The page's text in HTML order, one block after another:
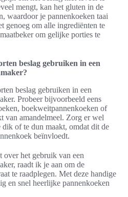
mengt, kan het gluten in de
waardoor je pannenkoeken taai
genoeg om alle ingrediënten te
om gelijke porties te
beslag gebruiken in een
beslag gebruiken in een
Probeer bijvoorbeeld eens
boekweitpannenkoeken of
van amandelmeel. Zorg er wel
dik of te dun maakt, omdat dit de
beïnvloedt.
over het gebruik van een
raadt ik je aan om de
te raadplegen. Met deze handige
en snel heerlijke pannenkoeken